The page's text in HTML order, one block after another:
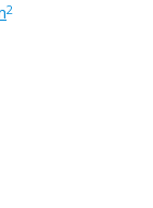
2